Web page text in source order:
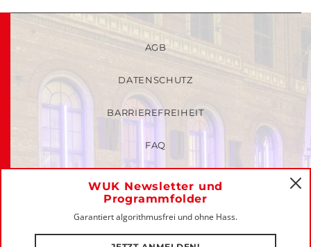
WUK Newsletter und
Programmfolder
Garantiert algorithmusfrei und ohne Hass.
AGB
DATENSCHUTZ
BARRIEREFREIHEIT
FAQ
IMPRESSUM